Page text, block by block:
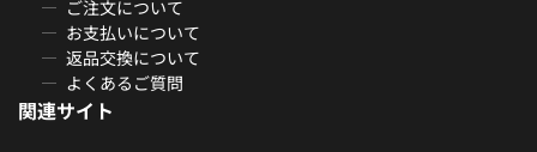
ご注文について
お支払いについて
返品交換について
よくあるご質問
関連サイト